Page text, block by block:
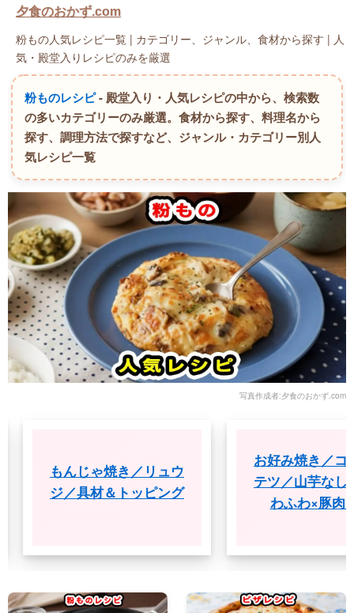
夕食のおかず.com
粉もの人気レシピ一覧 | カテゴリー、ジャンル、食材から探す | 人
気・殿堂入りレシピのみを厳選
粉ものレシピ- 殿堂入り・人気レシピの中から、検索数
の多いカテゴリーのみ厳選。食材から探す、料理名から
探す、調理方法で探すなど、ジャンル・カテゴリー別人
気レシピ一覧
写真作成者:夕食のおかず.com
もんじゃ焼き／リュウ
ジ／具材＆トッピング
お好み焼き／コウケ
テツ／山芋なしでも
わふわ×豚肉入り